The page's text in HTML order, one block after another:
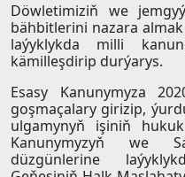
Döwletimiziň we
bähbitlerini nazara
laýyklykda milli
kämilleşdirip durýarys.
Esasy Kanunymyza
goşmaçalary girizip,
ulgamynyň işiniň
Kanunymyzyň we
düzgünlerine